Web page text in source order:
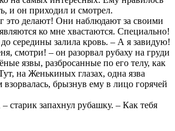
и он приходил и смотрел.
это делают! Они наблюдают за своими
ко мне хвастаются. Специально!
до середины залила кровь. – А я завидую!
смотри! – он разорвал рубаху на груди
язвы, разбросанные по его телу, как
на Женькиных глазах, одна язва
взорвалась, брызнув ему в лицо горячей
старик запахнул рубашку. – Как тебя